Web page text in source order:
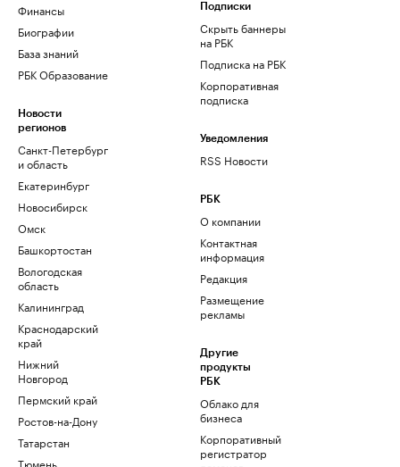
Финансы
Биографии
База знаний
РБК Образование
Новости
регионов
Санкт-Петербург
и область
Екатеринбург
Новосибирск
Омск
Башкортостан
Вологодская
область
Калининград
Краснодарский
край
Нижний
Новгород
Пермский край
Ростов-на-Дону
Татарстан
Тюмень
Подписки
Скрыть баннеры
на РБК
Подписка на РБК
Корпоративная
подписка
Уведомления
RSS Новости
РБК
О компании
Контактная
информация
Редакция
Размещение
рекламы
Другие
продукты
РБК
Облако для
бизнеса
Корпоративный
регистратор